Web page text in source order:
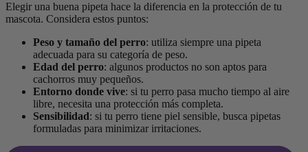
Elegir una buena pipeta hace la diferencia en la protección de tu
mascota. Considera estos puntos:
Peso y tamaño del perro: utiliza siempre una pipeta
adecuada para su categoría de peso.
Edad del perro: algunos productos no son aptos para
cachorros muy pequeños.
Entorno donde vive: si tu perro pasa mucho tiempo al aire
libre, necesita una protección más completa.
Sensibilidad: si tu perro tiene piel sensible, busca pipetas
formuladas para minimizar irritaciones.